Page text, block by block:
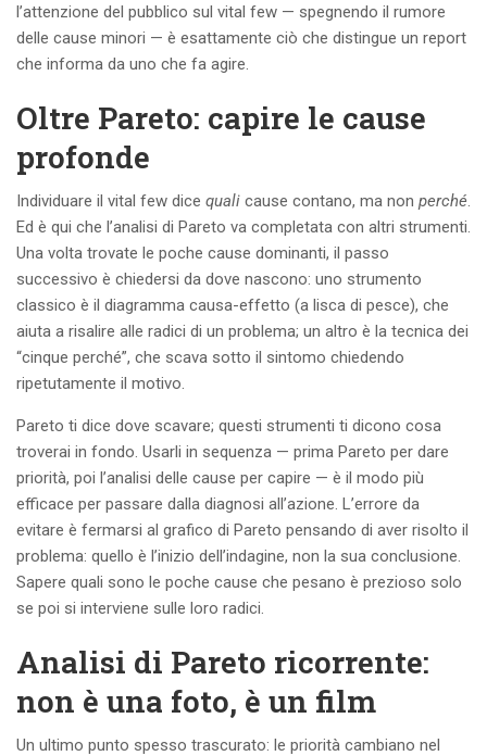
l’attenzione del pubblico sul vital few — spegnendo il rumore
delle cause minori — è esattamente ciò che distingue un report
che informa da uno che fa agire.
Oltre Pareto: capire le cause
profonde
Individuare il vital few dice quali cause contano, ma non perché
Ed è qui che l’analisi di Pareto va completata con altri strumenti.
Una volta trovate le poche cause dominanti, il passo
successivo è chiedersi da dove nascono: uno strumento
classico è il diagramma causa-effetto (a lisca di pesce), che
aiuta a risalire alle radici di un problema; un altro è la tecnica dei
“cinque perché”, che scava sotto il sintomo chiedendo
ripetutamente il motivo.
Pareto ti dice dove scavare; questi strumenti ti dicono cosa
troverai in fondo. Usarli in sequenza — prima Pareto per dare
priorità, poi l’analisi delle cause per capire — è il modo più
efficace per passare dalla diagnosi all’azione. L’errore da
evitare è fermarsi al grafico di Pareto pensando di aver risolto il
problema: quello è l’inizio dell’indagine, non la sua conclusione.
Sapere quali sono le poche cause che pesano è prezioso solo
se poi si interviene sulle loro radici.
Analisi di Pareto ricorrente:
non è una foto, è un film
Un ultimo punto spesso trascurato: le priorità cambiano nel